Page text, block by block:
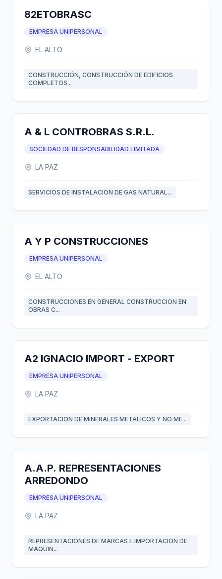
82ETOBRASC
EMPRESA UNIPERSONAL
EL ALTO
CONSTRUCCIÓN, CONSTRUCCIÓN DE EDIFICIOS
COMPLETOS...
A & L CONTROBRAS S.R.L.
SOCIEDAD DE RESPONSABILIDAD LIMITADA
LA PAZ
SERVICIOS DE INSTALACION DE GAS NATURAL...
A Y P CONSTRUCCIONES
EMPRESA UNIPERSONAL
EL ALTO
CONSTRUCCIONES EN GENERAL CONSTRUCCION EN
OBRAS C...
A2 IGNACIO IMPORT - EXPORT
EMPRESA UNIPERSONAL
LA PAZ
EXPORTACION DE MINERALES METALICOS Y NO ME...
A.A.P. REPRESENTACIONES
ARREDONDO
EMPRESA UNIPERSONAL
LA PAZ
REPRESENTACIONES DE MARCAS E IMPORTACION DE
MAQUIN...